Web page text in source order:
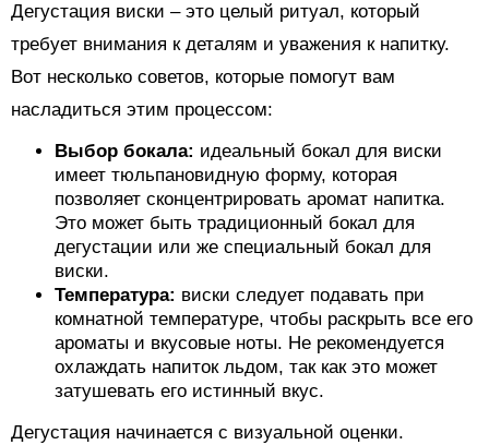
Дегустация виски – это целый ритуал, который
требует внимания к деталям и уважения к напитку.
Вот несколько советов, которые помогут вам
насладиться этим процессом:
Выбор бокала: идеальный бокал для виски
имеет тюльпановидную форму, которая
позволяет сконцентрировать аромат напитка.
Это может быть традиционный бокал для
дегустации или же специальный бокал для
виски.
Температура: виски следует подавать при
комнатной температуре, чтобы раскрыть все его
ароматы и вкусовые ноты. Не рекомендуется
охлаждать напиток льдом, так как это может
затушевать его истинный вкус.
Дегустация начинается с визуальной оценки.